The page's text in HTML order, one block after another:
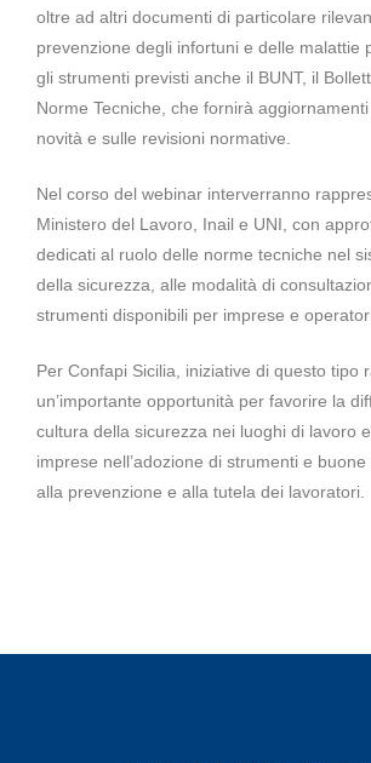
oltre ad altri documenti di particolare
prevenzione degli infortuni e delle malattie
gli strumenti previsti anche il BUNT, il
Norme Tecniche, che fornirà
novità e sulle revisioni normative.
Nel corso del webinar interverranno
Ministero del Lavoro, Inail e UNI, con
dedicati al ruolo delle norme tecniche nel
della sicurezza, alle modalità di
strumenti disponibili per imprese e
Per Confapi Sicilia, iniziative di questo tipo
un’importante opportunità per favorire la
cultura della sicurezza nei luoghi di lavoro
imprese nell’adozione di strumenti e
alla prevenzione e alla tutela dei lavoratori.